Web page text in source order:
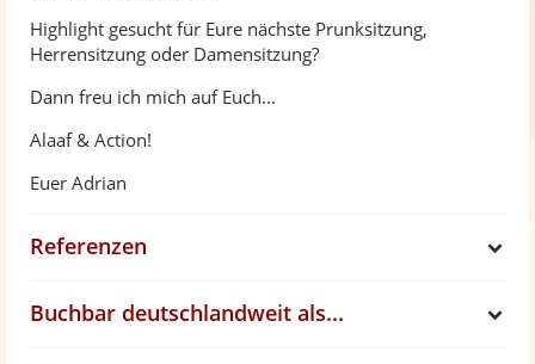
Highlight gesucht für Eure nächste Prunksitzung,
Herrensitzung oder Damensitzung?
Dann freu ich mich auf Euch...
Alaaf & Action!
Euer Adrian
Referenzen
Buchbar deutschlandweit als...